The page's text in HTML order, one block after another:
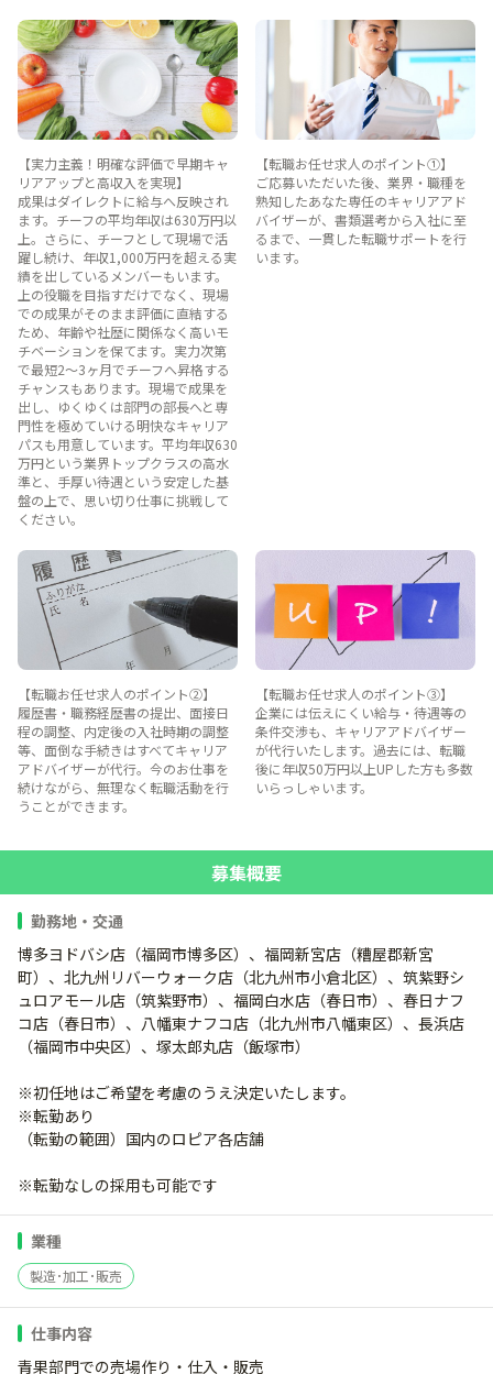
【実力主義！明確な評価で早期キャ
リアアップと高収入を実現】
成果はダイレクトに給与へ反映され
ます。チーフの平均年収は630万円以
上。さらに、チーフとして現場で活
躍し続け、年収1,000万円を超える実
績を出しているメンバーもいます。
上の役職を目指すだけでなく、現場
での成果がそのまま評価に直結する
ため、年齢や社歴に関係なく高いモ
チベーションを保てます。実力次第
で最短2〜3ヶ月でチーフへ昇格する
チャンスもあります。現場で成果を
出し、ゆくゆくは部門の部長へと専
門性を極めていける明快なキャリア
パスも用意しています。平均年収630
万円という業界トップクラスの高水
準と、手厚い待遇という安定した基
盤の上で、思い切り仕事に挑戦して
ください。
【転職お任せ求人のポイント①】
ご応募いただいた後、業界・職種を
熟知したあなた専任のキャリアアド
バイザーが、書類選考から入社に至
るまで、一貫した転職サポートを行
います。
【転職お任せ求人のポイント②】
履歴書・職務経歴書の提出、面接日
程の調整、内定後の入社時期の調整
等、面倒な手続きはすべてキャリア
アドバイザーが代行。今のお仕事を
続けながら、無理なく転職活動を行
うことができます。
【転職お任せ求人のポイント③】
企業には伝えにくい給与・待遇等の
条件交渉も、キャリアアドバイザー
が代行いたします。過去には、転職
後に年収50万円以上UPした方も多数
いらっしゃいます。
募集概要
勤務地・交通
博多ヨドバシ店（福岡市博多区）、福岡新宮店（糟屋郡新宮
町）、北九州リバーウォーク店（北九州市小倉北区）、筑紫野シ
ュロアモール店（筑紫野市）、福岡白水店（春日市）、春日ナフ
コ店（春日市）、八幡東ナフコ店（北九州市八幡東区）、長浜店
（福岡市中央区）、塚太郎丸店（飯塚市）
※初任地はご希望を考慮のうえ決定いたします。
※転勤あり
（転勤の範囲）国内のロピア各店舗
※転勤なしの採用も可能です
業種
製造･加工･販売
仕事内容
青果部門での売場作り・仕入・販売